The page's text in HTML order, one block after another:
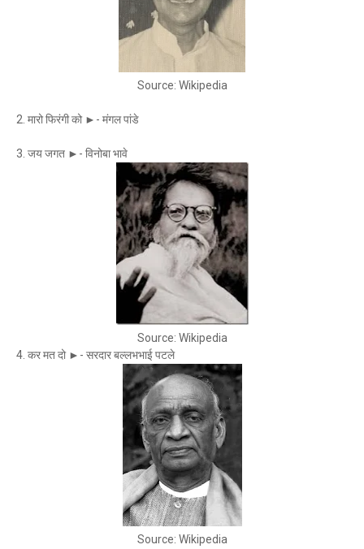
Source: Wikipedia
2. मारो फिरंगी को ►- मंगल पांडे
3. जय जगत ►- विनोबा भावे
Source: Wikipedia
4. कर मत दो ►- सरदार बल्लभभाई पटले
Source: Wikipedia